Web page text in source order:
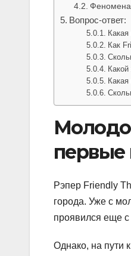
Вопрос-ответ:
Как
первые
Рэпер Friendly
города. Уже с
проявился еще с
Однако, на пути